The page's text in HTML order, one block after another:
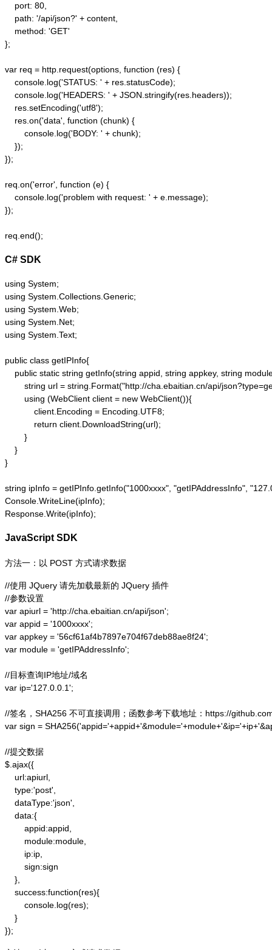
    port: 80,
    path: '/api/json?' + content,
    method: 'GET'
};
var req = http.request(options, function (res) {
    console.log('STATUS: ' + res.statusCode);
    console.log('HEADERS: ' + JSON.stringify(res.headers));
    res.setEncoding('utf8');
    res.on('data', function (chunk) {
        console.log('BODY: ' + chunk);
    });
});
req.on('error', function (e) {
    console.log('problem with request: ' + e.message);
});
C# SDK
using System;
using System.Collections.Generic;
using System.Web;
using System.Net;
using System.Text;
public class getIPInfo{
public static string getInfo(string appid, string appkey, string
string url = string.Format("http://cha.ebaitian.cn/api/
        using (WebClient client = new WebClient()){
            client.Encoding = Encoding.UTF8;
            return client.DownloadString(url);
        }
    }
}
string ipInfo = getIPInfo.getInfo("1000xxxx", "getIPAddressInfo",
Console.WriteLine(ipInfo);
Response.Write(ipInfo);
JavaScript SDK
方法一：以 POST 方式请求数据
//使用 JQuery 请先加载最新的 JQuery 插件
//参数设置
var apiurl = 'http://cha.ebaitian.cn/api/json';
var appid = '1000xxxx';
var appkey = '56cf61af4b7897e704f67deb88ae8f24';
var module = 'getIPAddressInfo';
//目标查询IP地址/域名
var ip='127.0.0.1';
//签名，SHA256 不可直接调用；函数参考下载地址：https://
var sign =
//提交数据
$.ajax({
    url:apiurl,
    type:'post',
    dataType:'json',
    data:{
        appid:appid,
        module:module,
        ip:ip,
        sign:sign
    },
    success:function(res){
        console.log(res);
    }
});